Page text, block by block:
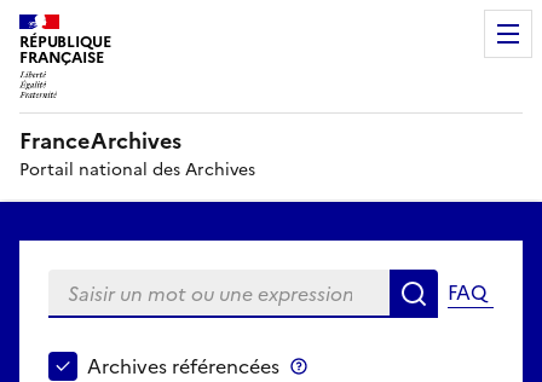
RÉPUBLIQUE
FRANÇAISE
FranceArchives
Portail national des Archives
Saisir un mot ou une expression Rechercher
FAQ
Choisir le périmètre de recherche
Archives référencées